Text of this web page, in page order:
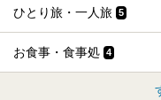
ひとり旅・一人旅 5
お食事・食事処 4